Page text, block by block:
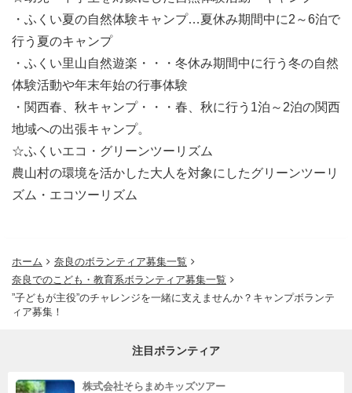
なります。（下記参照）
＜目的＞ 自然体験共学センターボランティア活動の内容
紹介
活動前の事前打ち合わせ、顔合わせ
＜対象＞ 自然体験共学センターの活動に初めて参加され
る方
※必須
＞＞＞参加不可の場合は、活動参加を取り消す場合があり
＜日時・会場＞
参加希望者と個別に連絡を取り、調整を行います。
※主に関西で会場を設定します。
※遠方の場合は電話対応などとなります。（LINE通話、
ます
・ふくい夏の自然体験キャンプ…夏休み期間中に2～6泊で
行う夏のキャンプ
・ふくい里山自然遊楽・・・冬休み期間中に行う冬の自然
体験活動や年末年始の行事体験
・関西春、秋キャンプ・・・春、秋に行う1泊～2泊の関西
地域への出張キャンプ。
☆ふくいエコ・グリーンツーリズム
農山村の環境を活かした大人を対象にしたグリーンツーリ
ズム・エコツーリズム
ホーム
奈良のボランティア募集一覧
奈良でのこども・教育系ボランティア募集一覧
”子どもが主役”のチャレンジを一緒に支えませんか？キャンプボランテ
ィア募集！
注目ボランティア
株式会社そらまめキッズツアー